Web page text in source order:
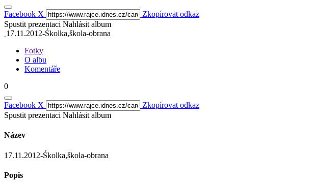
Facebook X
Zkopírovat odkaz
Spustit prezentaci Nahlásit album
17.11.2012-Śkolka,škola-obrana
Fotky
O albu
Komentáře
0
Facebook X
Zkopírovat odkaz
Spustit prezentaci Nahlásit album
Název
17.11.2012-Śkolka,škola-obrana
Popis